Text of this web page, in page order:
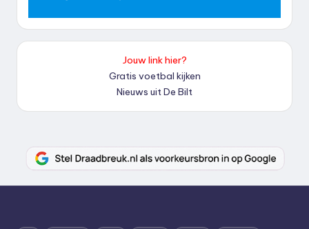
Jouw link hier?
Gratis voetbal kijken
Nieuws uit De Bilt